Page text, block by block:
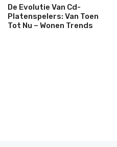
De Evolutie Van Cd-
Platenspelers: Van Toen
Tot Nu – Wonen Trends